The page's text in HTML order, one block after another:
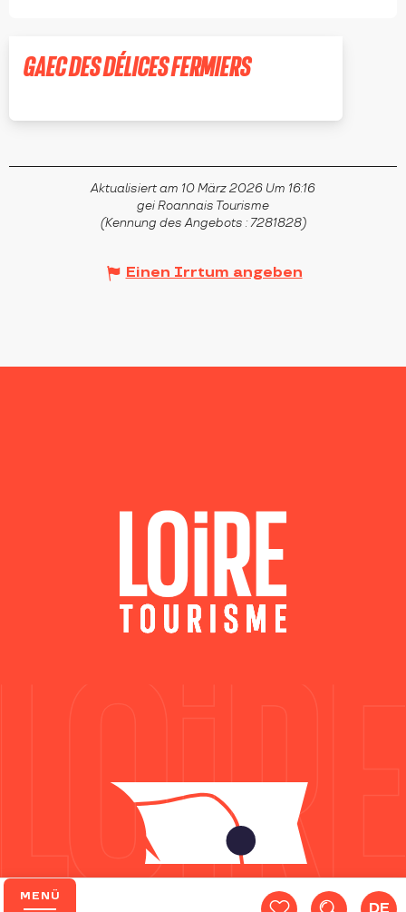
MENÜ
GAEC DES DÉLICES FERMIERS
Aktualisiert am 10 März 2026 Um 16:16
gei Roannais Tourisme
(Kennung des Angebots :7281828)
Einen Irrtum angeben